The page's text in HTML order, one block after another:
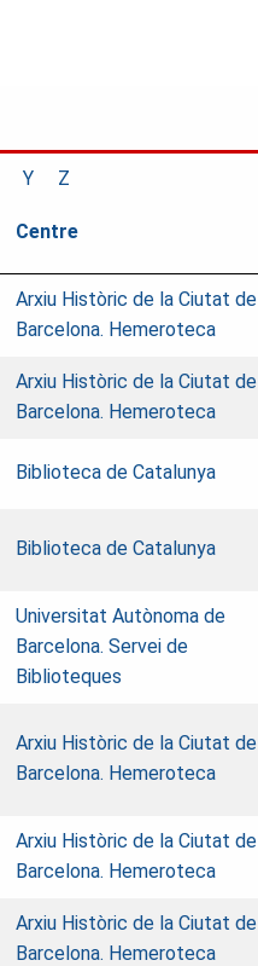
Y Z
Centre
Arxiu Històric de la Ciutat de
Barcelona. Hemeroteca
Arxiu Històric de la Ciutat de
Barcelona. Hemeroteca
Biblioteca de Catalunya
Biblioteca de Catalunya
Universitat Autònoma de
Barcelona. Servei de
Biblioteques
Arxiu Històric de la Ciutat de
Barcelona. Hemeroteca
Arxiu Històric de la Ciutat de
Barcelona. Hemeroteca
Arxiu Històric de la Ciutat de
Barcelona. Hemeroteca